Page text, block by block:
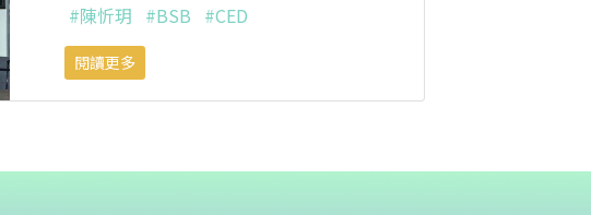
#陳忻玥 #BSB #CED
閱讀更多